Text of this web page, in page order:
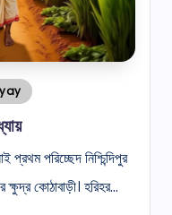
প্রথম পরিচ্ছেদ নিশ্চিন্দিপুর
কোঠাবাড়ী। হরিহর…